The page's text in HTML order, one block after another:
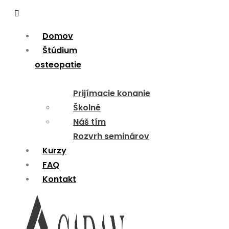
Menu
Domov
Štúdium
osteopatie
Prijímacie konanie
Školné
Náš tím
Rozvrh seminárov
Kurzy
FAQ
Kontakt